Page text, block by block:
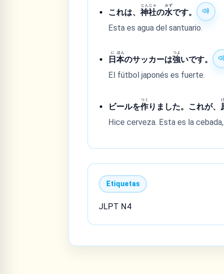
これは、神
じん
社
じゃ
の水
みず
です。
Esta es agua del santuario.
日
に
本
ほん
のサッカーは強
つよ
いです。
El fútbol japonés es fuerte.
ビールを作
つく
りました。これが、
Hice cerveza. Esta es la
Etiquetas
JLPT N4